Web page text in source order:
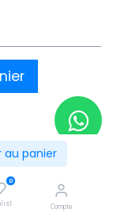
au panier
0
Compte
en stock